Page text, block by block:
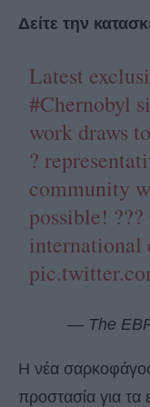
Δείτε την
Latest
#Chernobyl
work draws
?
community
possible!
international
— The
Η νέα
προστασία για